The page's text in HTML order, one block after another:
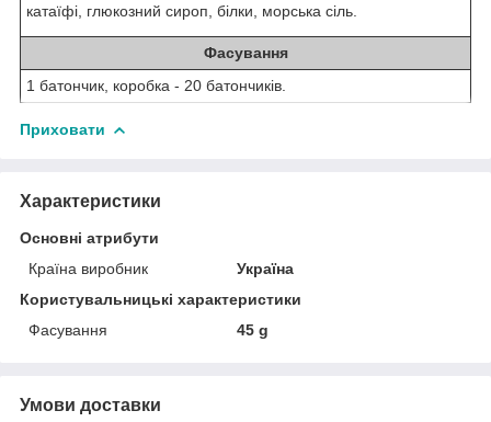
катаїфі, глюкозний сироп, білки, морська сіль.
Фасування
1 батончик, коробка - 20 батончиків.
Приховати
Характеристики
Основні атрибути
Країна виробник
Україна
Користувальницькі характеристики
Фасування
45 g
Умови доставки